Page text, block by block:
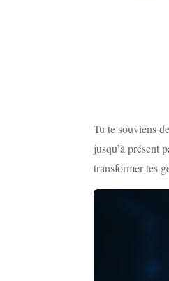
Tu te souviens
jusqu’à présent
transformer tes